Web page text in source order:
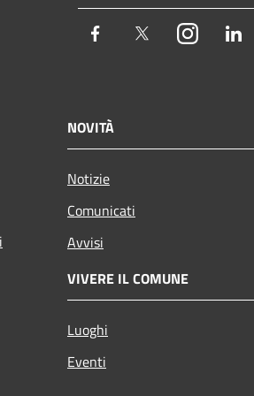
Facebook TwitterInstagram
NOVITÀ
Notizie
Comunicati
Avvisi
VIVERE IL COMUNE
Luoghi
Eventi